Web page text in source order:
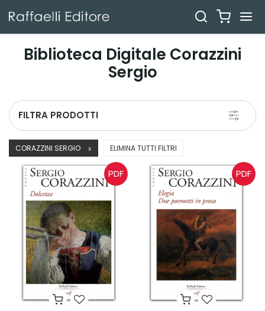
Biblioteca Digitale Corazzini
Sergio
Toggle
FILTRA PRODOTTI
CORAZZINI SERGIO X ELIMINA TUTTI FILTRI
PDF PDF